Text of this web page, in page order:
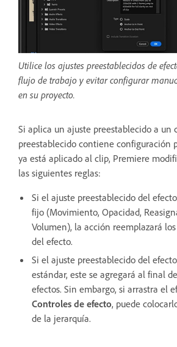
Utilice los ajustes preestablecidos de
flujo de trabajo y evitar configurar
en su proyecto.
Si aplica un ajuste preestablecido a un
preestablecido contiene configuración
ya está aplicado al clip, Premiere
las siguientes reglas:
Si el ajuste preestablecido del
fijo (Movimiento, Opacidad,
Volumen), la acción reemplazará
del efecto.
Si el ajuste preestablecido del
estándar, este se agregará al final
efectos. Sin embargo, si arrastra el
Controles de efecto, puede
de la jerarquía.